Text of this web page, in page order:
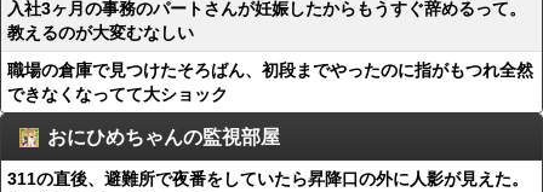
入社3ヶ月の事務のパートさんが妊娠したからもうすぐ辞めるって。
教えるのが大変むなしい
職場の倉庫で見つけたそろばん、初段までやったのに指がもつれ全然
できなくなってて大ショック
おにひめちゃんの監視部屋
311の直後、避難所で夜番をしていたら昇降口の外に人影が見えた。